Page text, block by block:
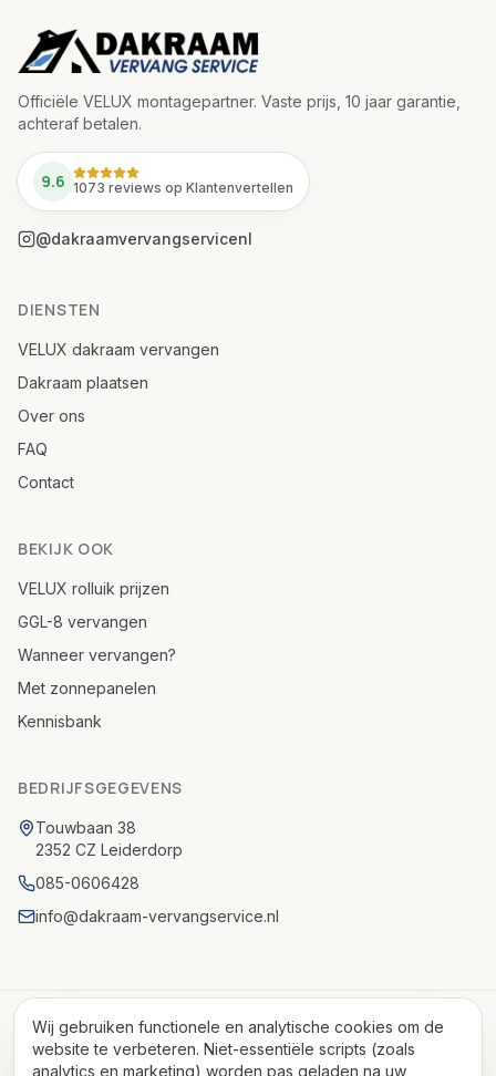
Officiële VELUX montagepartner. Vaste prijs, 10 jaar garantie,
achteraf betalen.
9.6 1073 reviews op Klantenvertellen
@dakraamvervangservicenl
DIENSTEN
VELUX dakraam vervangen
Dakraam plaatsen
Over ons
FAQ
Contact
BEKIJK OOK
VELUX rolluik prijzen
GGL-8 vervangen
Wanneer vervangen?
Met zonnepanelen
Kennisbank
BEDRIJFSGEGEVENS
Touwbaan 38
2352 CZ Leiderdorp
085-0606428
info@dakraam-vervangservice.nl
© 2026 Dakraam Vervangservice. All Rights Reserved.
KvK 82075972 · BTW NL862327210B01 · IBAN NL85INGB0006465189
Wij gebruiken functionele en analytische cookies om de
website te verbeteren. Niet-essentiële scripts (zoals
analytics en marketing) worden pas geladen na uw